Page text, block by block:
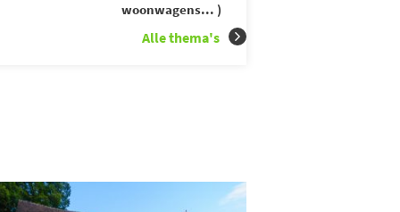
woonwagens... )
Alle thema's